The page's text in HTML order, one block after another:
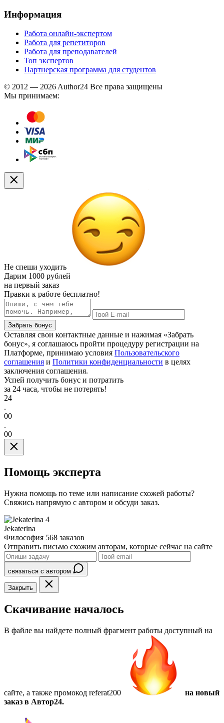
Информация
Работа онлайн-экспертом
Работа для репетиторов
Работа для преподавателей
Топ экспертов
Партнерская программа для студентов
© 2012 — 2026 Author24 Все права защищены
Мы принимаем:
Не спеши уходить
Дарим 1000 рублей
на первый заказ
Правки к работе бесплатно!
Забрать бонус
Оставляя свои контактные данные и нажимая «Забрать
бонус», я соглашаюсь пройти процедуру регистрации на
Платформе, принимаю условия Пользовательского
соглашения и Политики конфиденциальности в целях
заключения соглашения.
Успей получить бонус и потратить
за 24 часа, чтобы не потерять!
24
.
00
.
00
Помощь эксперта
Нужна помощь по теме или написание схожей работы?
Свяжись напрямую с автором и обсуди заказ.
4
Jekaterina
Философия 568 заказов
Отправить письмо схожим авторам, которые сейчас на сайте
связаться с автором
Закрыть
Скачивание началось
В файле вы найдете полный фрагмент работы доступный на
сайте, а также промокод referat200
на новый
заказ в Автор24.